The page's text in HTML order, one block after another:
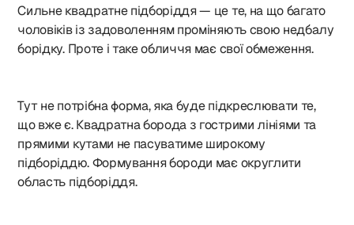
Сильне квадратне підборіддя — це те, на що багато
чоловіків із задоволенням проміняють свою недбалу
борідку. Проте і таке обличчя має свої обмеження.
Тут не потрібна форма, яка буде підкреслювати те,
що вже є. Квадратна борода з гострими лініями та
прямими кутами не пасуватиме широкому
підборіддю. Формування бороди має округлити
область підборіддя.